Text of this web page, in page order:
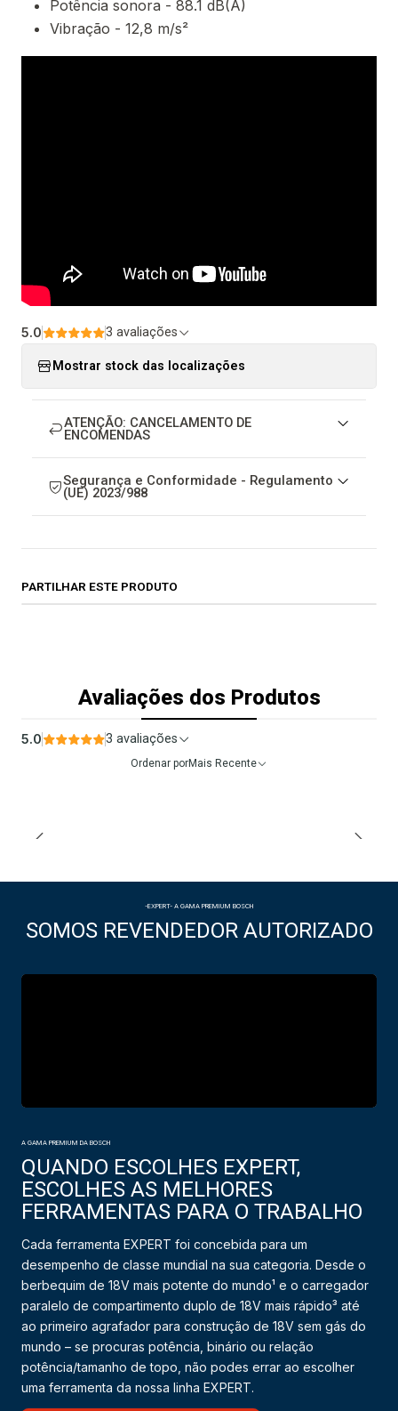
Potência sonora - 88.1 dB(A)
Vibração - 12,8 m/s²
5.0 3 avaliações
Mostrar stock das localizações
ATENÇÃO: CANCELAMENTO DE
ENCOMENDAS
Segurança e Conformidade - Regulamento
(UE) 2023/988
PARTILHAR ESTE PRODUTO
Avaliações dos Produtos
5.0 3 avaliações
Ordenar porMais Recente
-EXPERT- A GAMA PREMIUM BOSCH
SOMOS REVENDEDOR AUTORIZADO
A GAMA PREMIUM DA BOSCH
QUANDO ESCOLHES EXPERT,
ESCOLHES AS MELHORES
FERRAMENTAS PARA O TRABALHO
Cada ferramenta EXPERT foi concebida para um
desempenho de classe mundial na sua categoria. Desde o
berbequim de 18V mais potente do mundo¹ e o carregador
paralelo de compartimento duplo de 18V mais rápido³ até
ao primeiro agrafador para construção de 18V sem gás do
mundo – se procuras potência, binário ou relação
potência/tamanho de topo, não podes errar ao escolher
uma ferramenta da nossa linha EXPERT.